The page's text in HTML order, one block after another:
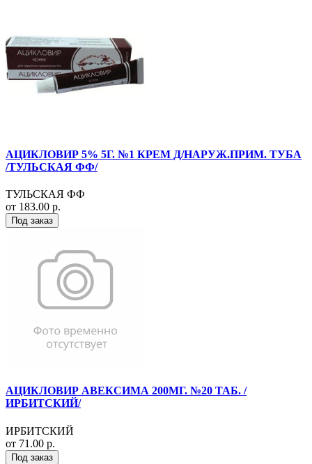
АЦИКЛОВИР 5% 5Г. №1 КРЕМ Д/НАРУЖ.ПРИМ. ТУБА
/ТУЛЬСКАЯ ФФ/
ТУЛЬСКАЯ ФФ
от 183.00 р.
Под заказ
АЦИКЛОВИР АВЕКСИМА 200МГ. №20 ТАБ. /
ИРБИТСКИЙ/
ИРБИТСКИЙ
от 71.00 р.
Под заказ